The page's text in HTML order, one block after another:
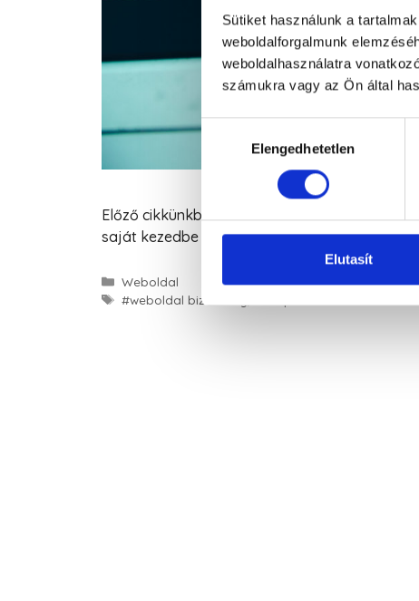
Sütiket használunk a
weboldalforgalmunk
weboldalhasználatra
számukra vagy az Ön által
Hozzájárulás
kiválasztásaElengedhetetlen
Elutasít
Előző cikkünkben leírtuk, hogy miért érdemes
saját kezedbe veszed az irányítást, akkor itt
Weboldal
#weboldal biztonság